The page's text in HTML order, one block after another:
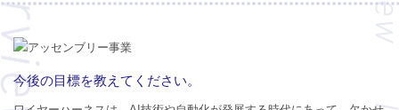
今後の目標を教えてください。